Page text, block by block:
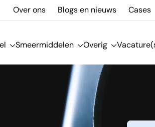
Over ons Blogs en nieuws Cases
Smeermiddelen Overig